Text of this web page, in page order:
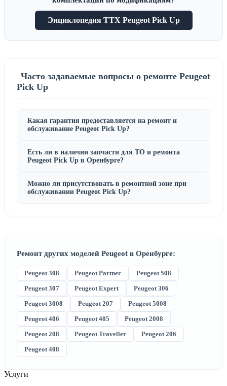
Энциклопедия ТТХ Peugeot Pick Up
Часто задаваемые вопросы о ремонте Peugeot
Pick Up
Какая гарантия предоставляется на ремонт и
обслуживание Peugeot Pick Up?
Есть ли в наличии запчасти для ТО и ремонта
Peugeot Pick Up в Оренбурге?
Можно ли присутствовать в ремонтной зоне при
обслуживании Peugeot Pick Up?
Ремонт других моделей Peugeot в Оренбурге:
Peugeot 308 Peugeot Partner
Peugeot 508
Peugeot 307
Peugeot Expert
Peugeot 306
Peugeot 3008
Peugeot 207
Peugeot 5008
Peugeot 406
Peugeot 405
Peugeot 2008
Peugeot 208
Peugeot Traveller
Peugeot 206
Peugeot 408
Услуги